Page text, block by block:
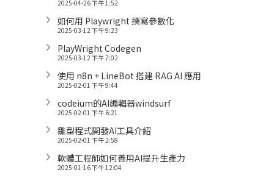
2025-04-26 下午 1:52
如何用 Playwright 撰寫參數化
2025-03-12 下午 9:23
PlayWright Codegen
2025-03-12 下午 7:02
使用 n8n + LineBot 搭建 RAG AI 應用
2025-02-01 下午 9:44
codeium的AI編輯器windsurf
2025-02-01 下午 6:21
雛型程式開發AI工具介紹
2025-02-01 下午 2:58
軟體工程師如何善用AI提升生產力
2025-01-16 下午 12:04